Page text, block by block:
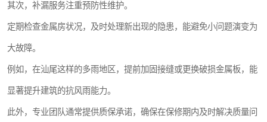
其次，补漏服务注重预防性维护。
定期检查金属房状况，及时处理新出现的隐患，能避免小问题演变为
大故障。
例如，在汕尾这样的多雨地区，提前加固接缝或更换破损金属板，能
显著提升建筑的抗风雨能力。
此外，专业团队通常提供质保承诺，确保在保修期内及时解决质量问